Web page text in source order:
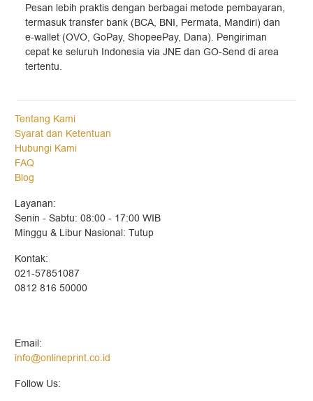
Pesan lebih praktis dengan berbagai metode pembayaran,
termasuk transfer bank (BCA, BNI, Permata, Mandiri) dan
e-wallet (OVO, GoPay, ShopeePay, Dana). Pengiriman
cepat ke seluruh Indonesia via JNE dan GO-Send di area
tertentu.
Tentang Kami
Syarat dan Ketentuan
Hubungi Kami
FAQ
Blog
Layanan:
Senin - Sabtu: 08:00 - 17:00 WIB
Minggu & Libur Nasional: Tutup
Kontak:
021-57851087
0812 816 50000
Email:
info@onlineprint.co.id
Follow Us: